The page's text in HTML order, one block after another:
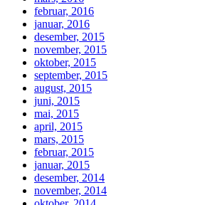
februar, 2016
januar, 2016
desember, 2015
november, 2015
oktober, 2015
september, 2015
august, 2015
juni, 2015
mai, 2015
april, 2015
mars, 2015
februar, 2015
januar, 2015
desember, 2014
november, 2014